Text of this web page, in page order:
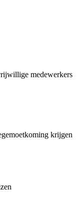
medewerkers
krijgen